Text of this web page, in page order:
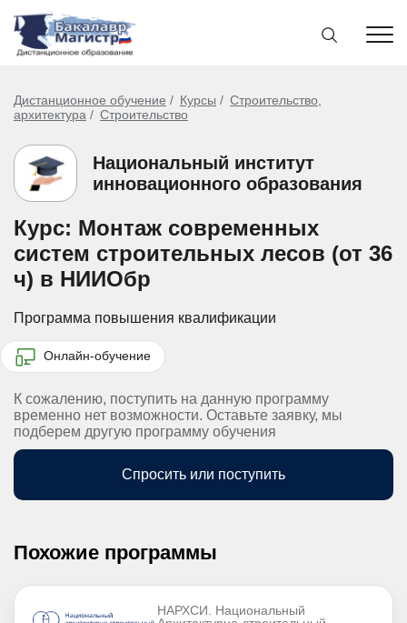
Дистанционное обучение Курсы
Строительство,
архитектура
Строительство
Национальный институт
инновационного образования
Курс: Монтаж современных
систем строительных лесов (от 36
ч) в НИИОбр
Программа повышения квалификации
Онлайн-обучение
К сожалению, поступить на данную программу
временно нет возможности. Оставьте заявку, мы
подберем другую программу обучения
Спросить или поступить
Похожие программы
НАРХСИ. Национальный